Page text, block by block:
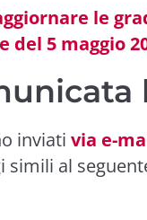
le
5 maggio
inviati via e-
simili al